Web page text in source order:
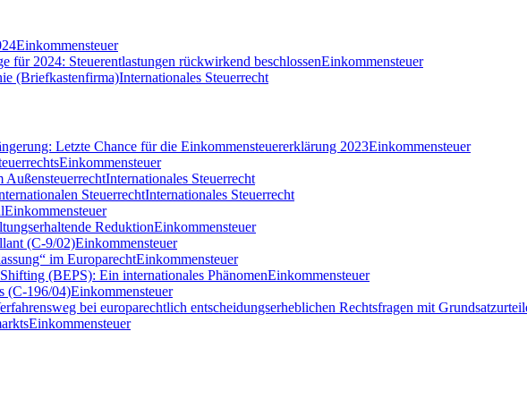
Einkommensteuer
für 2024: Steuerentlastungen rückwirkend beschlossenEinkommensteuer
(Briefkastenfirma)Internationales Steuerrecht
Letzte Chance für die Einkommensteuererklärung 2023Einkommensteuer
Einkommensteuer
AußensteuerrechtInternationales Steuerrecht
SteuerrechtInternationales Steuerrecht
Einkommensteuer
ReduktionEinkommensteuer
(C-9/02)Einkommensteuer
im EuroparechtEinkommensteuer
(BEPS): Ein internationales PhänomenEinkommensteuer
(C-196/04)Einkommensteuer
bei europarechtlich entscheidungserheblichen Rechtsfragen mit
Einkommensteuer